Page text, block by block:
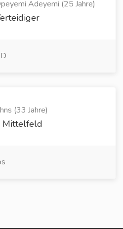
Adeyemi (25 Jahre)
(33 Jahre)
Mittelfeld